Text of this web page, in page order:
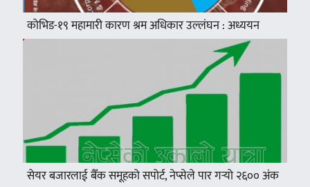
कोभिड-१९ महामारी कारण श्रम अधिकार उल्लंघन : अध्ययन
सेयर बजारलाई बैँक समूहको सपोर्ट, नेप्सेले पार गर्‍यो २६०० अंक